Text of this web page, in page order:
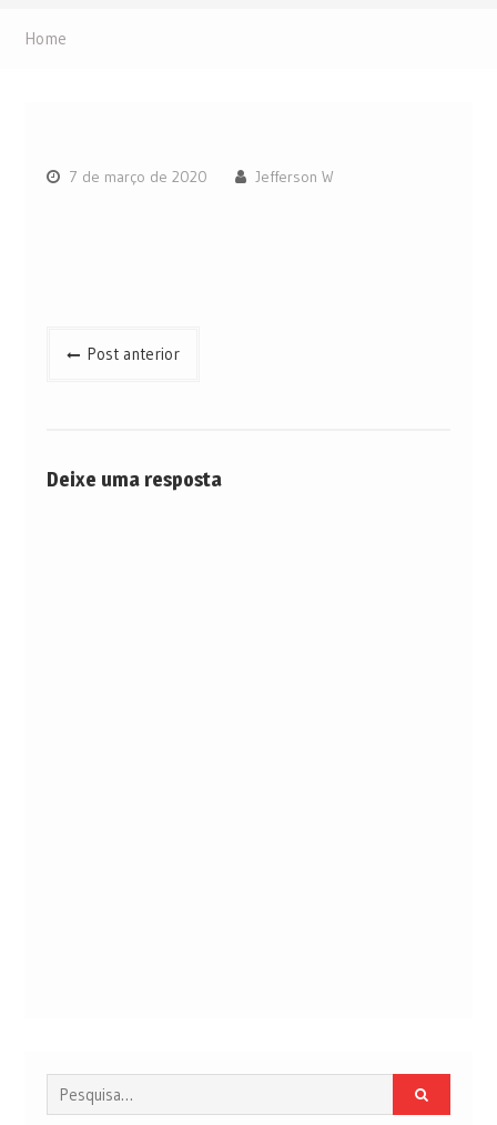
Home
7 de março de 2020 Jefferson W
Navegação
Post anterior
Deixe uma resposta
Procurar
por: